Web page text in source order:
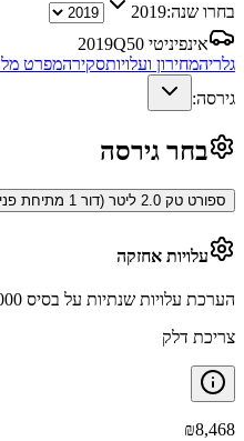
בחרו שנה:2019
אינפיניטי Q50
2019
גלריהמחירון ועלויותסקירהמפרט
גירסה:
בחר גירסה
ספורט טק 2.0 ליטר (דור 1 מתיחת פנים)
עלויות אחזקה
הערכת עלויות שנתיות על בסיס 15,000 ק״מ בשנה
צריכת דלק
₪8,468